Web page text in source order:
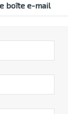
boîte e-mail